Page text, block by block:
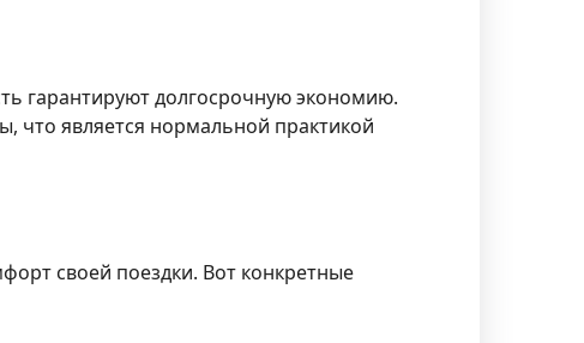
гарантируют долгосрочную экономию.
что является нормальной практикой
своей поездки. Вот конкретные